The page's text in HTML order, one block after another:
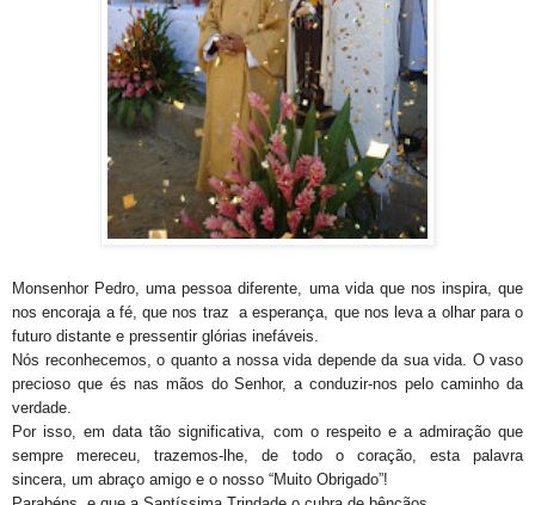
Monsenhor Pedro, uma pessoa diferente, uma vida que nos inspira, que
nos encoraja a fé, que nos traz a esperança, que nos leva a olhar para o
futuro distante e pressentir glórias inefáveis.
Nós reconhecemos, o quanto a nossa vida depende da sua vida. O vaso
precioso que és nas mãos do Senhor, a conduzir-nos pelo caminho da
verdade.
Por isso, em data tão significativa, com o respeito e a admiração que
sempre mereceu, trazemos-lhe, de todo o coração, esta palavra
sincera, um abraço amigo e o nosso “Muito Obrigado”!